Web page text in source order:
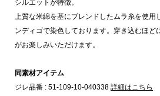
シルエットが特徴。
上質な米綿を基にブレンドしたムラ糸を使用
ンディゴで染色しております。穿き込むほど
がお楽しみいただけます。
同素材アイテム
ジレ品番 : 51-109-10-040338 詳細はこちら